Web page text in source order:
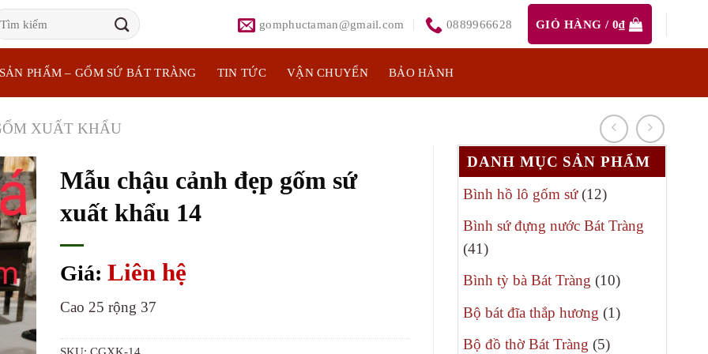
gomphuctaman@gmail.com 0889966628 GIỎ HÀNG / 0₫
SẢN PHẨM – GỐM SỨ BÁT TRÀNG TIN TỨC VẬN CHUYỂN BẢO HÀNH
XUẤT KHẨU
DANH MỤC SẢN PHẨM
Bình hồ lô gốm sứ 1212
Bình sứ đựng nước Bát Tràng
4141
sản
phẩm
Bình tỳ bà Bát Tràng 1010
phẩm
Bộ bát đĩa thắp hương 11
Bộ đồ thờ Bát Tràng 55
Mẫu chậu cảnh đẹp gốm sứ
xuất khẩu 14
Giá: Liên hệ
Cao 25 rộng 37
SKU: CGXK-14